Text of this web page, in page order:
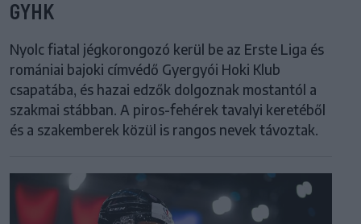
GYHK
Nyolc fiatal jégkorongozó kerül be az Erste Liga és
romániai bajoki címvédő Gyergyói Hoki Klub
csapatába, és hazai edzők dolgoznak mostantól a
szakmai stábban. A piros-fehérek tavalyi keretéből
és a szakemberek közül is rangos nevek távoztak.